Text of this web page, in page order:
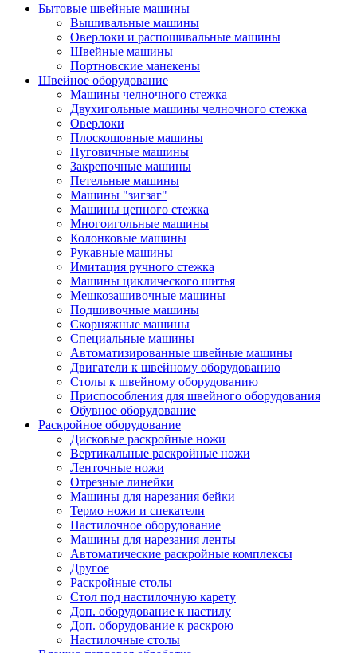
Бытовые швейные машины
Вышивальные машины
Оверлоки и распошивальные машины
Швейные машины
Портновские манекены
Швейное оборудование
Машины челночного стежка
Двухигольные машины челночного стежка
Оверлоки
Плоскошовные машины
Пуговичные машины
Закрепочные машины
Петельные машины
Машины "зигзаг"
Машины цепного стежка
Многоигольные машины
Колонковые машины
Рукавные машины
Имитация ручного стежка
Машины циклического шитья
Мешкозашивочные машины
Подшивочные машины
Скорняжные машины
Специальные машины
Автоматизированные швейные машины
Двигатели к швейному оборудованию
Столы к швейному оборудованию
Приспособления для швейного оборудования
Обувное оборудование
Раскройное оборудование
Дисковые раскройные ножи
Вертикальные раскройные ножи
Ленточные ножи
Отрезные линейки
Машины для нарезания бейки
Термо ножи и спекатели
Настилочное оборудование
Машины для нарезания ленты
Автоматические раскройные комплексы
Другое
Раскройные столы
Стол под настилочную карету
Доп. оборудование к настилу
Доп. оборудование к раскрою
Настилочные столы